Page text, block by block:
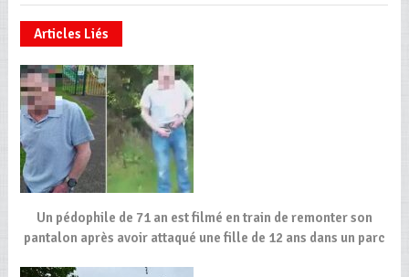
Articles Liés
Un pédophile de 71 an est filmé en train de remonter son
pantalon après avoir attaqué une fille de 12 ans dans un parc